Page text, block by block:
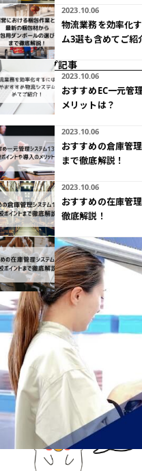
2023.10.06
物流業務を効率化
ム3選も含めてご紹
ピックアップ記事
2023.10.06
おすすめEC一元管
メリットは？
2023.10.06
おすすめの倉庫管
まで徹底解説！
2023.10.06
おすすめの在庫管
徹底解説！